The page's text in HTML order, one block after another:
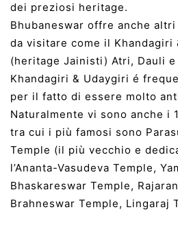
dei preziosi heritage.
Bhubaneswar offre anche
da visitare come il Khandagiri
(heritage Jainisti) Atri, Dauli e
Khandagiri & Udaygiri é
per il fatto di essere molto
Naturalmente vi sono anche i
tra cui i più famosi sono
Temple (il più vecchio e
l’Ananta-Vasudeva Temple,
Bhaskareswar Temple,
Brahneswar Temple, Lingaraj